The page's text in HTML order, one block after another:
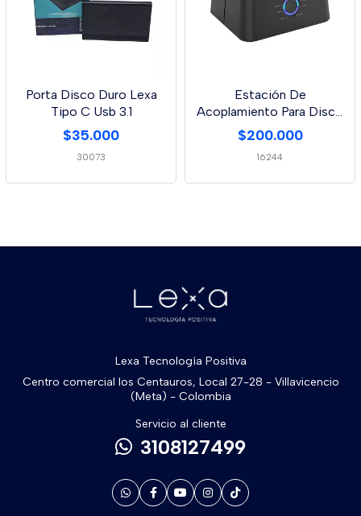
Porta Disco Duro Lexa
Tipo C Usb 3.1
$35.000
30073
Estación De
Acoplamiento Para Disco
Duro Doble Usb 3.0
$200.000
16244
Lexa Tecnología Positiva
Centro comercial los Centauros, Local 27-28 - Villavicencio
(Meta) - Colombia
Servicio al cliente
3108127499